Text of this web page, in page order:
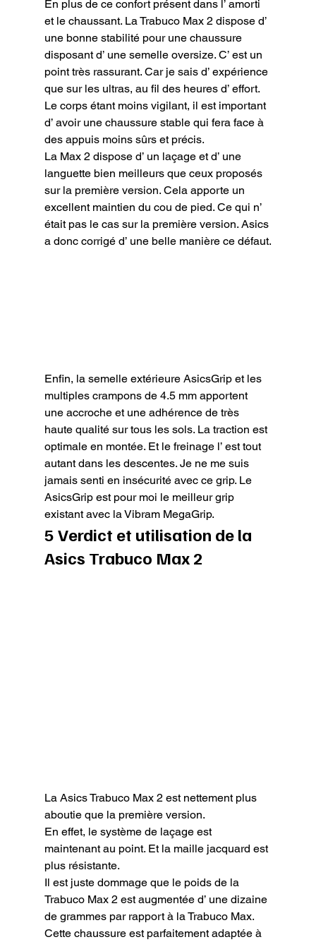
En plus de ce confort présent dans l’ amorti
et le chaussant. La Trabuco Max 2 dispose d’
une bonne stabilité pour une chaussure
disposant d’ une semelle oversize. C’ est un
point très rassurant. Car je sais d’ expérience
que sur les ultras, au fil des heures d’ effort.
Le corps étant moins vigilant, il est important
d’ avoir une chaussure stable qui fera face à
des appuis moins sûrs et précis.
La Max 2 dispose d’ un laçage et d’ une
languette bien meilleurs que ceux proposés
sur la première version. Cela apporte un
excellent maintien du cou de pied. Ce qui n’
était pas le cas sur la première version. Asics
a donc corrigé d’ une belle manière ce défaut.
Enfin, la semelle extérieure AsicsGrip et les
multiples crampons de 4.5 mm apportent
une accroche et une adhérence de très
haute qualité sur tous les sols. La traction est
optimale en montée. Et le freinage l’ est tout
autant dans les descentes. Je ne me suis
jamais senti en insécurité avec ce grip. Le
AsicsGrip est pour moi le meilleur grip
existant avec la Vibram MegaGrip.
5 Verdict et utilisation de la
Asics Trabuco Max 2
La Asics Trabuco Max 2 est nettement plus
aboutie que la première version.
En effet, le système de laçage est
maintenant au point. Et la maille jacquard est
plus résistante.
Il est juste dommage que le poids de la
Trabuco Max 2 est augmentée d’ une dizaine
de grammes par rapport à la Trabuco Max.
Cette chaussure est parfaitement adaptée à